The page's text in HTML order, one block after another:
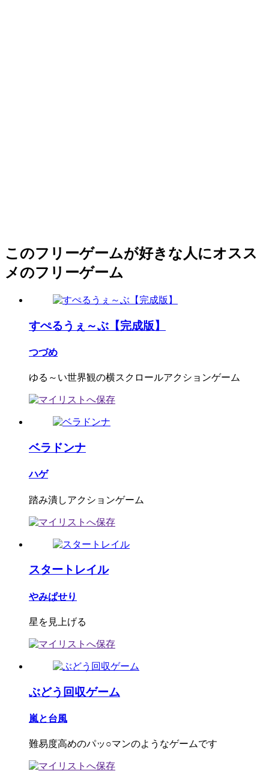
このフリーゲームが好きな人にオスス
メのフリーゲーム
すぺるうぇ～ぶ【完成版】
つづめ
ゆる～い世界観の横スクロールアクションゲーム
ベラドンナ
ハゲ
踏み潰しアクションゲーム
スタートレイル
やみぱせり
星を見上げる
ぶどう回収ゲーム
嵐と台風
難易度高めのパッ○マンのようなゲームです